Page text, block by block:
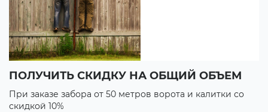
ПОЛУЧИТЬ СКИДКУ НА ОБЩИЙ ОБЪЕМ
При заказе забора от 50 метров ворота и калитки со
скидкой 10%